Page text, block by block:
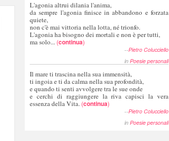
L'agonia altrui dilania l'anima,
da sempre l'agonia finisce in abbandono e forzata
quiete,
non c'è mai vittoria nella lotta, né trionfo.
L'agonia ha bisogno dei mortali e non è per tutti,
ma solo... (continua)
--Pietro Colucciello
in Poesie personali
Il mare ti trascina nella sua immensità,
ti ingoia e ti da calma nella sua profondità,
e quando ti senti avvolgere tra le sue onde
e cerchi di raggiungere la riva capisci la vera
essenza della Vita. (continua)
--Pietro Colucciello
in Poesie personali